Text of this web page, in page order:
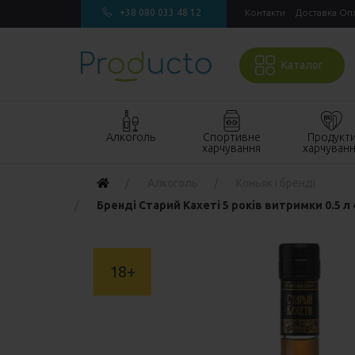
+38 080 033 48 12 Контакти Доставка
Каталог
Алкоголь
Акції алкоголь
Виски
Коньяк і бренді
Спортивне
харчування
Продукти
Продукти
швидкого
приготування
Макаронні
Бренді Старий Кахеті 5 років витримки 0.5 л
18+